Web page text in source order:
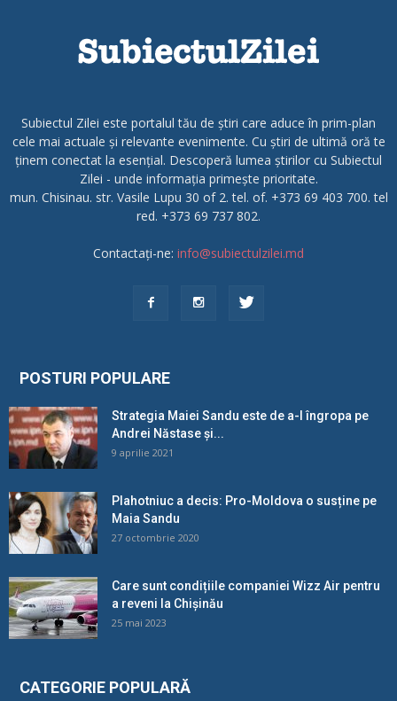
Subiectul Zilei este portalul tău de știri care aduce în prim-plan
cele mai actuale și relevante evenimente. Cu știri de ultimă oră te
ținem conectat la esențial. Descoperă lumea știrilor cu Subiectul
Zilei - unde informația primește prioritate.
mun. Chisinau. str. Vasile Lupu 30 of 2. tel. of. +373 69 403 700. tel
red. +373 69 737 802.
Contactați-ne: info@subiectulzilei.md
POSTURI POPULARE
Strategia Maiei Sandu este de a-l îngropa pe
Andrei Năstase și...
9 aprilie 2021
Plahotniuc a decis: Pro-Moldova o susține pe
Maia Sandu
27 octombrie 2020
Care sunt condițiile companiei Wizz Air pentru
a reveni la Chișinău
25 mai 2023
CATEGORIE POPULARĂ